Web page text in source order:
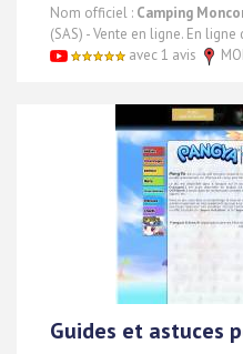
Nom officiel : Camping
(SAS) - Vente en ligne. En
avec 1 avis
Guides et astuces